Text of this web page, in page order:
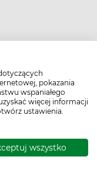
pokazania
wspaniałego
więcej informacji
ustawienia.
wszystko
to leków
obowiązują ceny